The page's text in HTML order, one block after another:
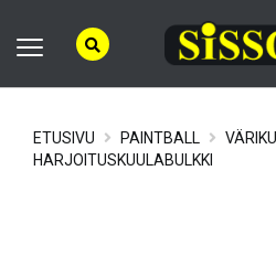
ETUSIVU PAINTBALL
HARJOITUSKUULABULKKI